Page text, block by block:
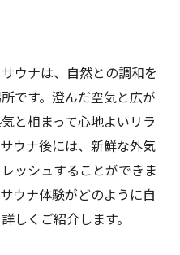
ウナは、自然との調和を
です。澄んだ空気と広が
と相まって心地よいリラ
ウナ後には、新鮮な外気
ッシュすることができま
ウナ体験がどのように自
しくご紹介します。